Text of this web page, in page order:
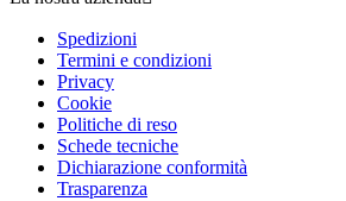
Spedizioni
Termini e condizioni
Privacy
Cookie
Politiche di reso
Schede tecniche
Dichiarazione conformità
Trasparenza